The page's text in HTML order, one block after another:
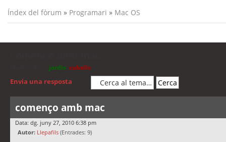
Índex del fòrum » Programari » Mac OS
jordis cubells
Envia una resposta
començo amb mac
Data: dg. juny 27, 2010 6:38 pm
Autor: Llepafils (Entrades: 9)